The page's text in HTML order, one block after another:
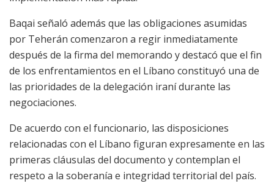
Baqai señaló además que las obligaciones asumidas
por Teherán comenzaron a regir inmediatamente
después de la firma del memorando y destacó que el fin
de los enfrentamientos en el Líbano constituyó una de
las prioridades de la delegación iraní durante las
negociaciones.
De acuerdo con el funcionario, las disposiciones
relacionadas con el Líbano figuran expresamente en las
primeras cláusulas del documento y contemplan el
respeto a la soberanía e integridad territorial del país.